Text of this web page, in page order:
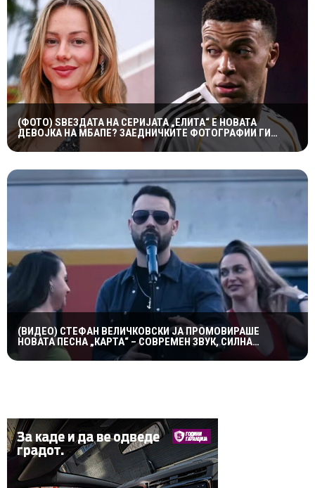
(ФОТО) ЅВЕЗДАТА НА СЕРИЈАТА „ЕЛИТА“ Е НОВАТА
ДЕВОЈКА НА МБАПЕ? ЗАЕДНИЧКИТЕ ФОТОГРАФИИ ГИ
РАЗГОРЕА ГЛАСИНИТЕ
(ВИДЕО) СТЕФАН ВЕЛИЧКОВСКИ ЈА ПРОМОВИРАШЕ
НОВАТА ПЕСНА „КАРТА“ – СОВРЕМЕН ЗВУК, СИЛНА
ЕМОЦИЈА И ВПЕЧАТЛИВ ВИДЕОСПОТ